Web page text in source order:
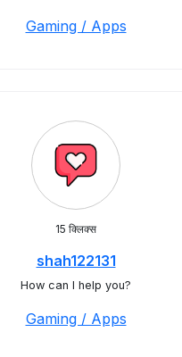
Gaming / Apps
15 क्लिक्स
shah122131
How can I help you?
Gaming / Apps